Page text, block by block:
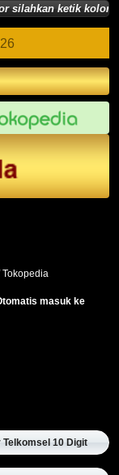
silahkan ketik
Tokopedia
masuk ke
Telkomsel 10 Digit